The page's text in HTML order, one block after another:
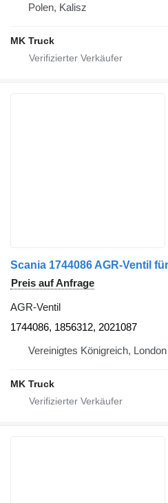
Polen, Kalisz
MK Truck
Scania 1744086 AGR-Ventil
Preis auf Anfrage
AGR-Ventil
1744086, 1856312, 2021087
Vereinigtes Königreich, London
MK Truck